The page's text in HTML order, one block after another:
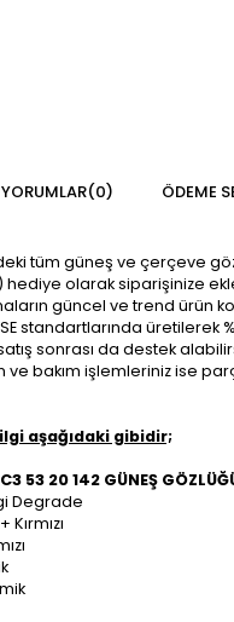
YORUMLAR(0) ÖDEME
tüm güneş ve çerçeve
hediye olarak siparişinize
güncel ve trend ürün
standartlarında üretilerek
satış sonrası da destek
bakım işlemleriniz ise
aşağıdaki gibidir;
53 20 142 GÜNEŞ
Degrade
Kırmızı